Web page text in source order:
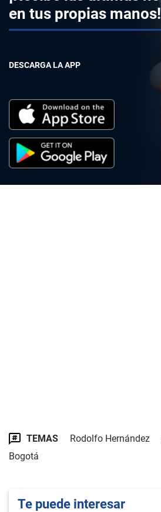
en tus propias manos!
DESCARGA LA APP
TEMAS Rodolfo Hernández
Bogotá
Te puede interesar